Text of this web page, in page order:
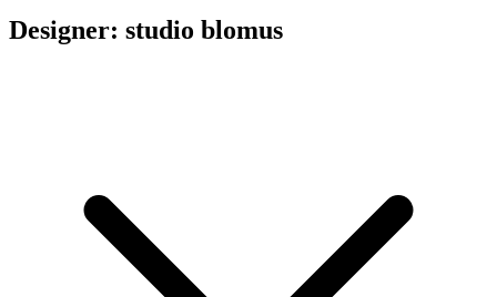
Designer: studio blomus